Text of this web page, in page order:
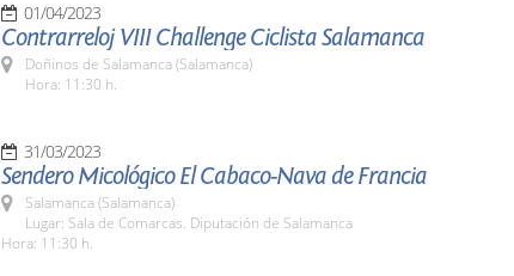
01/04/2023
Contrarreloj VIII Challenge Ciclista Salamanca
Doñinos de Salamanca (Salamanca)
Hora: 11:30 h.
31/03/2023
Sendero Micológico El Cabaco-Nava de Francia
Salamanca (Salamanca)
Lugar: Sala de Comarcas. Diputación de Salamanca
Hora: 11:30 h.